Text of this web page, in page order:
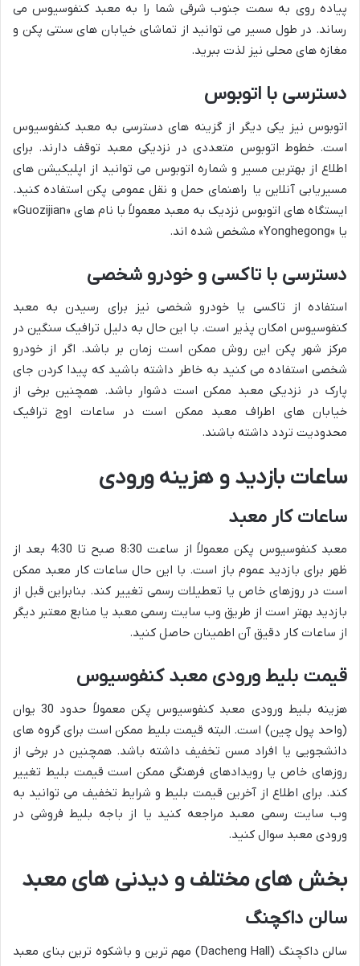
پیاده روی به سمت جنوب شرقی شما را به معبد کنفوسیوس می
رساند. در طول مسیر می توانید از تماشای خیابان های سنتی پکن و
مغازه های محلی نیز لذت ببرید.
دسترسی با اتوبوس
اتوبوس نیز یکی دیگر از گزینه های دسترسی به معبد کنفوسیوس
است. خطوط اتوبوس متعددی در نزدیکی معبد توقف دارند. برای
اطلاع از بهترین مسیر و شماره اتوبوس می توانید از اپلیکیشن های
مسیریابی آنلاین یا راهنمای حمل و نقل عمومی پکن استفاده کنید.
ایستگاه های اتوبوس نزدیک به معبد معمولاً با نام های «Guozijian»
یا «Yonghegong» مشخص شده اند.
دسترسی با تاکسی و خودرو شخصی
استفاده از تاکسی یا خودرو شخصی نیز برای رسیدن به معبد
کنفوسیوس امکان پذیر است. با این حال به دلیل ترافیک سنگین در
مرکز شهر پکن این روش ممکن است زمان بر باشد. اگر از خودرو
شخصی استفاده می کنید به خاطر داشته باشید که پیدا کردن جای
پارک در نزدیکی معبد ممکن است دشوار باشد. همچنین برخی از
خیابان های اطراف معبد ممکن است در ساعات اوج ترافیک
محدودیت تردد داشته باشند.
ساعات بازدید و هزینه ورودی
ساعات کار معبد
معبد کنفوسیوس پکن معمولاً از ساعت 8:30 صبح تا 4:30 بعد از
ظهر برای بازدید عموم باز است. با این حال ساعات کار معبد ممکن
است در روزهای خاص یا تعطیلات رسمی تغییر کند. بنابراین قبل از
بازدید بهتر است از طریق وب سایت رسمی معبد یا منابع معتبر دیگر
از ساعات کار دقیق آن اطمینان حاصل کنید.
قیمت بلیط ورودی معبد کنفوسیوس
هزینه بلیط ورودی معبد کنفوسیوس پکن معمولاً حدود 30 یوان
(واحد پول چین) است. البته قیمت بلیط ممکن است برای گروه های
دانشجویی یا افراد مسن تخفیف داشته باشد. همچنین در برخی از
روزهای خاص یا رویدادهای فرهنگی ممکن است قیمت بلیط تغییر
کند. برای اطلاع از آخرین قیمت بلیط و شرایط تخفیف می توانید به
وب سایت رسمی معبد مراجعه کنید یا از باجه بلیط فروشی در
ورودی معبد سوال کنید.
بخش های مختلف و دیدنی های معبد
سالن داکچنگ
سالن داکچنگ (Dacheng Hall) مهم ترین و باشکوه ترین بنای معبد